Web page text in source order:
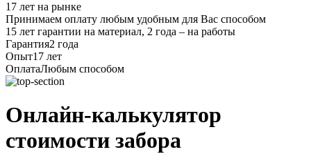
17 лет на рынке
Принимаем оплату любым удобным для Вас способом
15 лет гарантии на материал, 2 года – на работы
Гарантия2 года
Опыт17 лет
ОплатаЛюбым способом
Онлайн-калькулятор
стоимости забора